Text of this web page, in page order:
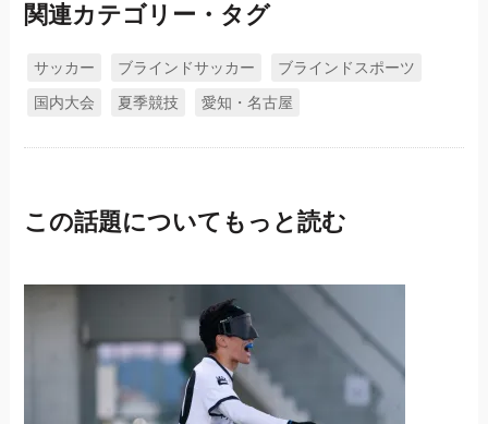
関連カテゴリー・タグ
サッカー ブラインドサッカー
ブラインドスポーツ
国内大会
夏季競技 愛知・名古屋
この話題についてもっと読む